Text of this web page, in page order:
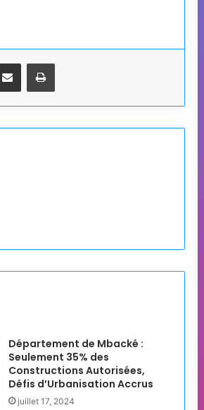
Partager par email Imprimer
Département de Mbacké :
Seulement 35% des
Constructions Autorisées,
Défis d’Urbanisation Accrus
juillet 17, 2024